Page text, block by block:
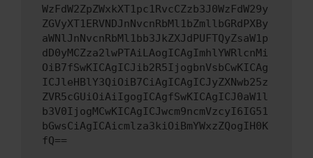
WzFdW2ZpZWxkXT1pc1RvcCZzb3J0WzFdW29y
ZGVyXT1ERVNDJnNvcnRbMl1bZmllbGRdPXBy
aWNlJnNvcnRbMl1bb3JkZXJdPUFTQyZsaW1p
dD0yMCZza2lwPTAiLAogICAgImhlYWRlcnMi
OiB7fSwKICAgICJib2R5IjogbnVsbCwKICAg
ICJleHBlY3QiOiB7CiAgICAgICJyZXNwb25z
ZVR5cGUiOiAiIgogICAgfSwKICAgICJ0aW1l
b3V0IjogMCwKICAgICJwcm9ncmVzcyI6IG51
bGwsCiAgICAicmlza3kiOiBmYWxzZQogIH0K
fQ==